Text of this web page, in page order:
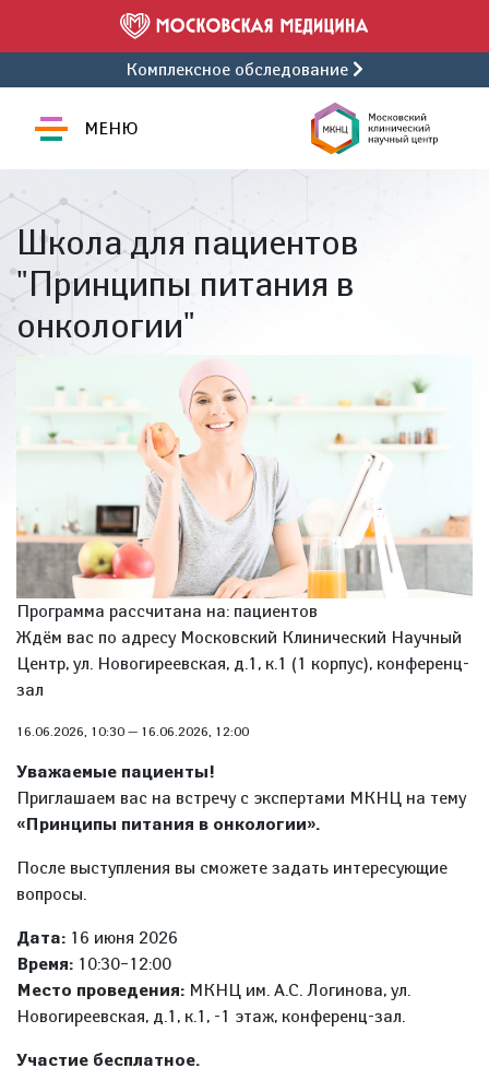
Комплексное обследование
МЕНЮ
Школа для пациентов
"Принципы питания в
онкологии"
Программа рассчитана на: пациентов
Ждём вас по адресу Московский Клинический Научный
Центр, ул. Новогиреевская, д.1, к.1 (1 корпус), конференц-
зал
16.06.2026, 10:30 — 16.06.2026, 12:00
Уважаемые пациенты!
Приглашаем вас на встречу с экспертами МКНЦ на тему
«Принципы питания в онкологии».
После выступления вы сможете задать интересующие
вопросы.
Дата: 16 июня 2026
Время: 10:30–12:00
Место проведения: МКНЦ им. А.С. Логинова, ул.
Новогиреевская, д.1, к.1, -1 этаж, конференц-зал.
Участие бесплатное.